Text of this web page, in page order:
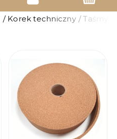
/ Korek techniczny / Taśmy